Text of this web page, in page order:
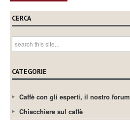
CERCA
CATEGORIE
Caffè con gli esperti, il nostro forum
Chiacchiere sul caffè